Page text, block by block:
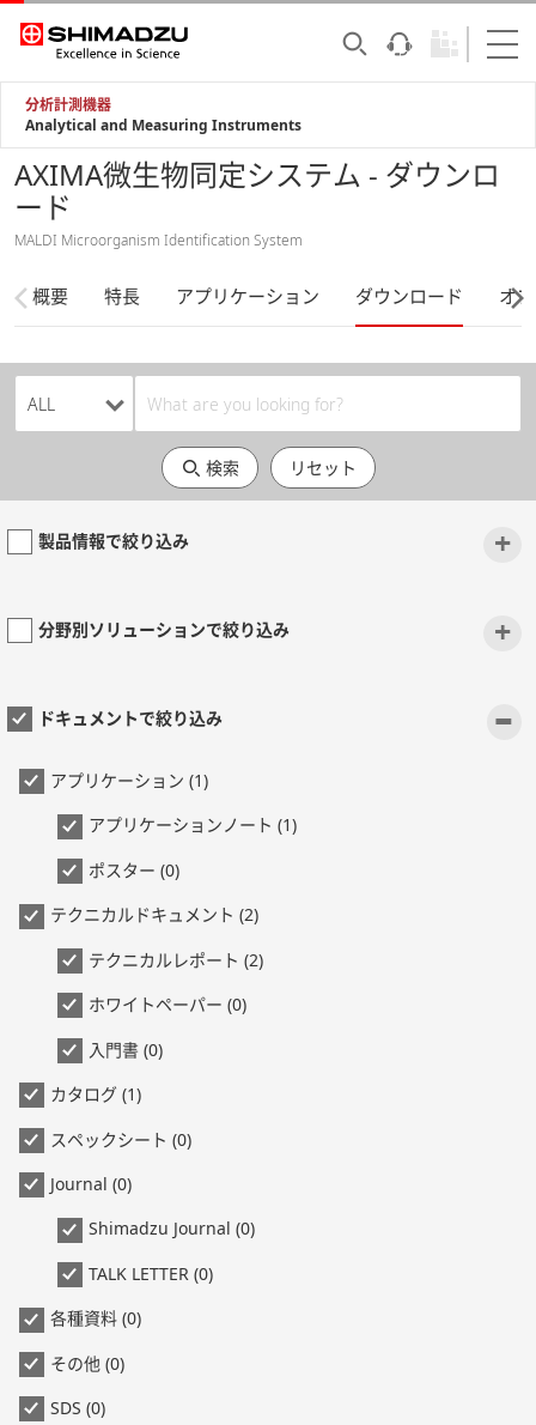
分析計測機器
Analytical and Measuring Instruments
AXIMA微生物同定システム - ダウンロ
ード
MALDI Microorganism Identification System
概要 特長 アプリケーション ダウンロード オ
検索 リセット
製品情報で絞り込み +
分野別ソリューションで絞り込み +
ドキュメントで絞り込み -
アプリケーション (1)
アプリケーションノート (1)
ポスター (0)
テクニカルドキュメント (2)
テクニカルレポート (2)
ホワイトペーパー (0)
入門書 (0)
カタログ (1)
スペックシート (0)
Journal (0)
Shimadzu Journal (0)
TALK LETTER (0)
各種資料 (0)
その他 (0)
SDS (0)